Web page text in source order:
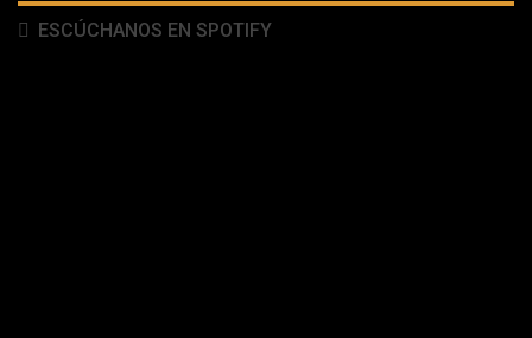
ESCÚCHANOS EN SPOTIFY